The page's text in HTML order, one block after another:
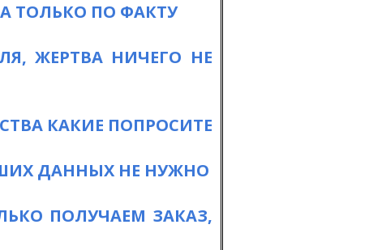
ТОЛЬКО ПО ФАКТУ
ЖЕРТВА НИЧЕГО НЕ
КАКИЕ ПОПРОСИТЕ
ДАННЫХ НЕ НУЖНО
ПОЛУЧАЕМ ЗАКАЗ,